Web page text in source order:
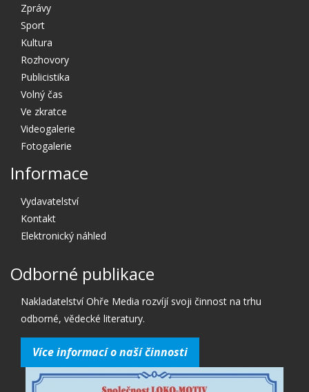
Zprávy
Sport
Kultura
Rozhovory
Publicistika
Volný čas
Ve zkratce
Videogalerie
Fotogalerie
Informace
Vydavatelství
Kontakt
Elektronický náhled
Odborné publikace
Nakladatelství Ohře Media rozvíjí svoji činnost na trhu
odborné, vědecké literatury.
Více informací o naší činnosti